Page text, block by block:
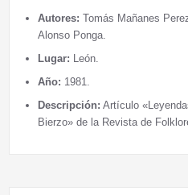
Autores: Tomás Mañanes
Alonso Ponga.
Lugar: León.
Año: 1981.
Descripción: Artículo
Bierzo» de la Revista de